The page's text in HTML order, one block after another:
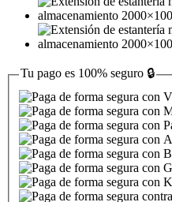
Tu pago es 100% seguro 🔒